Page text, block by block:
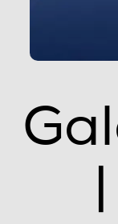
Octa Core
4,47
Processore a
(Snapdragon